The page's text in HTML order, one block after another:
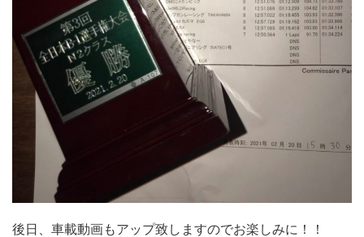
後日、車載動画もアップ致しますのでお楽しみに！！